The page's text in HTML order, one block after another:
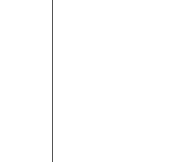
『鬼滅の刃 無限城編』
メイドの格好してるち
ランJ民ワイ、新しいラ
モーニングショー「視
出自が社長にバレて「
【唖然】渋谷のホーム
子供部屋おじさんなん
ポルシェが満を持して
【朗報】阪神のドラフ